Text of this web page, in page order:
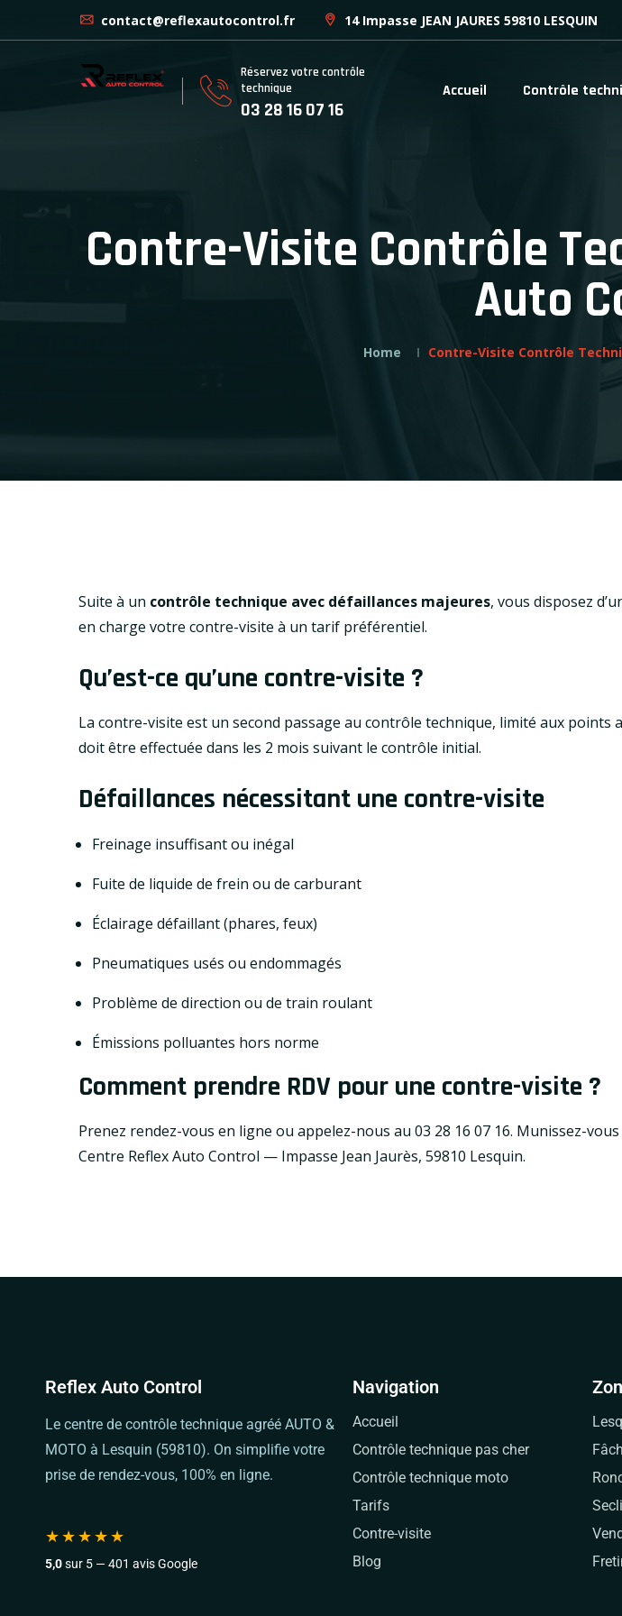
contact@reflexautocontrol.fr 14 Impasse JEAN JAURES 59810 LESQUIN
Réservez votre contrôle
technique
03 28 16 07 16
Accueil Contrôle
Contre-Visite Contrôle
Auto
Home Contre-Visite Contrôle
Suite à un contrôle technique avec défaillances majeures, vous disposez
en charge votre contre-visite à un tarif préférentiel.
Qu’est-ce qu’une contre-visite ?
La contre-visite est un second passage au contrôle technique, limité aux points
doit être effectuée dans les 2 mois suivant le contrôle initial.
Défaillances nécessitant une contre-visite
Freinage insuffisant ou inégal
Fuite de liquide de frein ou de carburant
Éclairage défaillant (phares, feux)
Pneumatiques usés ou endommagés
Problème de direction ou de train roulant
Émissions polluantes hors norme
Comment prendre RDV pour une contre-visite ?
Prenez rendez-vous en ligne ou appelez-nous au 03 28 16 07 16. Munissez-
Centre Reflex Auto Control — Impasse Jean Jaurès, 59810 Lesquin.
Reflex Auto Control
Le centre de contrôle technique agréé AUTO &
MOTO à Lesquin (59810). On simplifie votre
prise de rendez-vous, 100% en ligne.
★★★★★
5,0sur 5 — 401 avis Google
Navigation
Accueil
Contrôle technique pas cher
Contrôle technique moto
Tarifs
Contre-visite
Blog